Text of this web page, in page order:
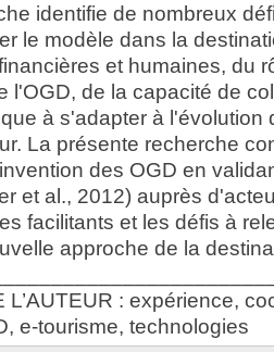
identifie de nombreux
le modèle dans la
et humaines, du
l'OGD, de la capacité de
à s'adapter à l'évolution
La présente recherche
des OGD en
et al., 2012) auprès
facilitants et les défis à
approche de la
L’AUTEUR : expérience,
e-tourisme, technologies